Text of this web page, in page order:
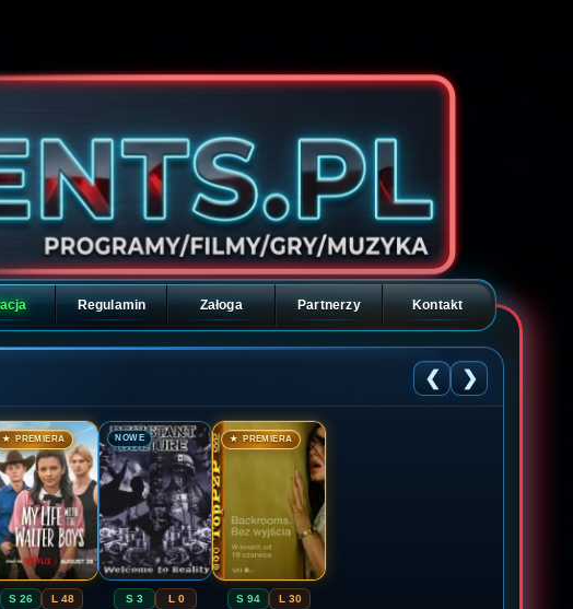
Regulamin Załoga Partnerzy Kontakt
❮ ❯
★ PREMIERA
S 26 L 48
🎬NOWE
S 3 L 0
🎬★ PREMIERA
S 94 L 30